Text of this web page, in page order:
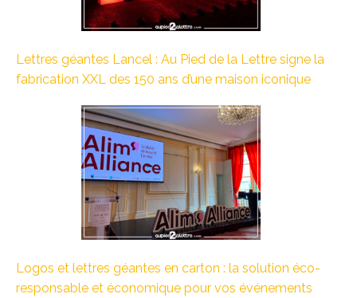
Lettres géantes Lancel : Au Pied de la Lettre signe la
fabrication XXL des 150 ans d’une maison iconique
Logos et lettres géantes en carton : la solution éco-
responsable et économique pour vos événements